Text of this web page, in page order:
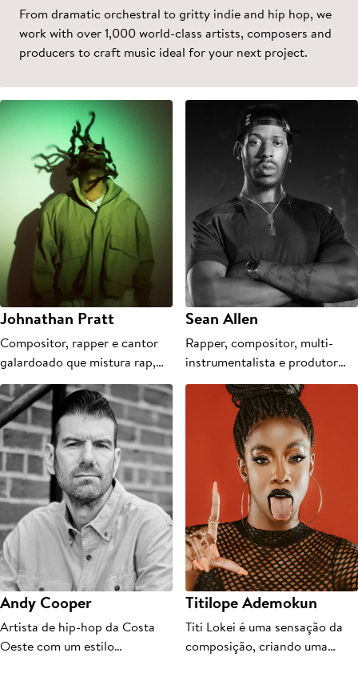
From dramatic orchestral to gritty indie and hip hop, we
work with over 1,000 world-class artists, composers and
producers to craft music ideal for your next project.
Johnathan Pratt
Compositor, rapper e cantor
galardoado que mistura rap,
pop, R&B e eletro
Sean Allen
Rapper, compositor, multi-
instrumentalista e produtor
que quebra barreiras musicais.
Andy Cooper
Artista de hip-hop da Costa
Oeste com um estilo
Titilope Ademokun
Titi Lokei é uma sensação da
composição, criando uma